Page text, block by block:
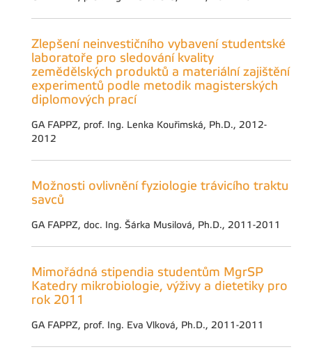
Zlepšení neinvestičního vybavení studentské
laboratoře pro sledování kvality
zemědělských produktů a materiální zajištění
experimentů podle metodik magisterských
diplomových prací
GA FAPPZ, prof. Ing. Lenka Kouřimská, Ph.D., 2012-
2012
Možnosti ovlivnění fyziologie trávicího traktu
savců
GA FAPPZ, doc. Ing. Šárka Musilová, Ph.D., 2011-2011
Mimořádná stipendia studentům MgrSP
Katedry mikrobiologie, výživy a dietetiky pro
rok 2011
GA FAPPZ, prof. Ing. Eva Vlková, Ph.D., 2011-2011